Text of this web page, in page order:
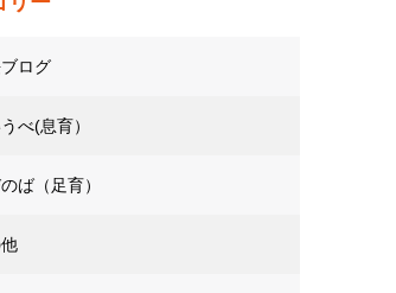
ログ
べ(息育）
ば（足育）